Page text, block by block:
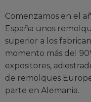
Comenzamos en el
España unos
superior a los
momento más del
expositores,
de remolques
parte en Alemania.